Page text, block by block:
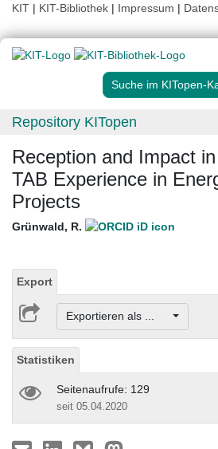
KIT | KIT-Bibliothek | Impressum |
Suche im KITopen-
Repository KITopen
Reception and Impact
TAB Experience in
Projects
Grünwald, R.
Export
Exportieren als ...
Statistiken
Seitenaufrufe: 129
seit 05.04.2020